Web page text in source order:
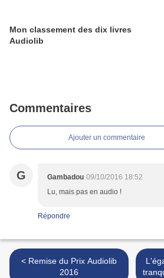
Mon classement des dix livres
Audiolib
Commentaires
Ajouter un commentaire
G Gambadou 09/10/2016 18:52
Lu, mais pas en audio !
Répondre
< Remise du Prix Audiolib
2016